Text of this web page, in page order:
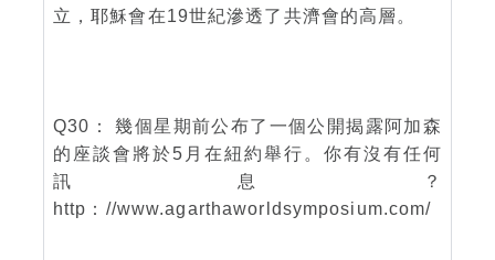
立，耶穌會在19世紀滲透了共濟會的高層。
Q30： 幾個星期前公布了一個公開揭露阿加森
的座談會將於5月在紐約舉行。你有沒有任何
訊息？
http：//www.agarthaworldsymposium.com/